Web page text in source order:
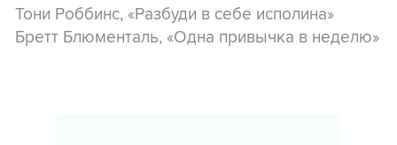
Тони Роббинс, «Разбуди в себе исполина»
Бретт Блюменталь, «Одна привычка в неделю»